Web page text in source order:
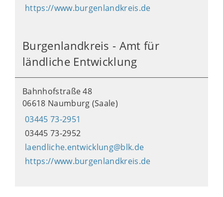
https://www.burgenlandkreis.de
Burgenlandkreis - Amt für
ländliche Entwicklung
Bahnhofstraße 48
06618 Naumburg (Saale)
03445 73-2951
03445 73-2952
laendliche.entwicklung@blk.de
https://www.burgenlandkreis.de